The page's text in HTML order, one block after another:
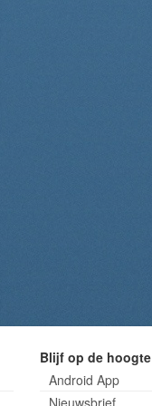
Blijf op de hoogte
Android App
Nieuwsbrief